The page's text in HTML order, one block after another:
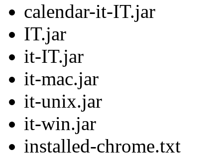
calendar-it-IT.jar
IT.jar
it-IT.jar
it-mac.jar
it-unix.jar
it-win.jar
installed-chrome.txt